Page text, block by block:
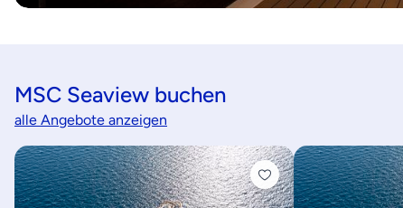
MSC Seaview buchen
alle Angebote anzeigen